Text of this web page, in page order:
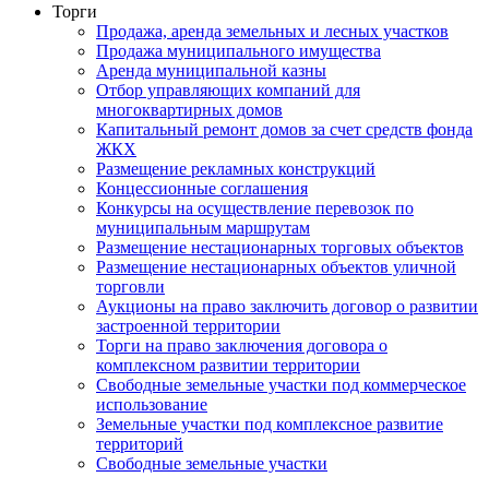
Торги
Продажа, аренда земельных и лесных участков
Продажа муниципального имущества
Аренда муниципальной казны
Отбор управляющих компаний для
многоквартирных домов
Капитальный ремонт домов за счет средств фонда
ЖКХ
Размещение рекламных конструкций
Концессионные соглашения
Конкурсы на осуществление перевозок по
муниципальным маршрутам
Размещение нестационарных торговых объектов
Размещение нестационарных объектов уличной
торговли
Аукционы на право заключить договор о развитии
застроенной территории
Торги на право заключения договора о
комплексном развитии территории
Свободные земельные участки под коммерческое
использование
Земельные участки под комплексное развитие
территорий
Свободные земельные участки